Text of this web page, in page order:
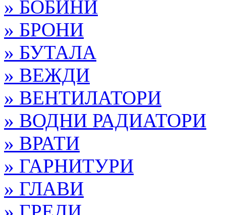
» БОБИНИ
» БРОНИ
» БУТАЛА
» ВЕЖДИ
» ВЕНТИЛАТОРИ
» ВОДНИ РАДИАТОРИ
» ВРАТИ
» ГАРНИТУРИ
» ГЛАВИ